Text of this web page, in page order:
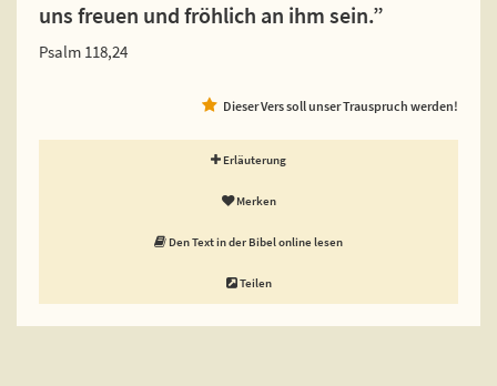
uns freuen und fröhlich an ihm sein.”
Psalm 118,24
Dieser Vers soll unser Trauspruch werden!
Erläuterung
Merken
Den Text in der Bibel online lesen
Teilen